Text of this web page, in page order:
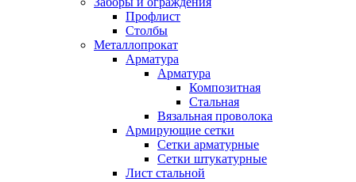
Профлист
Столбы
Металлопрокат
Арматура
Арматура
Композитная
Стальная
Вязальная проволока
Армирующие сетки
Сетки арматурные
Сетки штукатурные
Лист стальной